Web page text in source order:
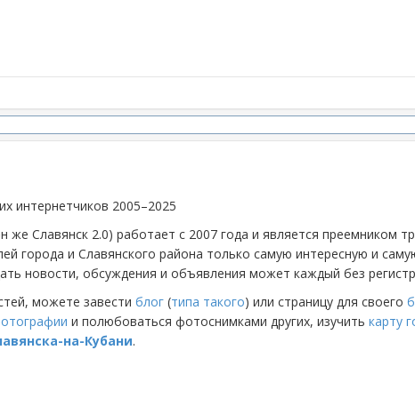
интернетчиков 2005–2025
же Славянск 2.0) работает с 2007 года и является преемником
города и Славянского района только самую интересную и
новости, обсуждения и объявления может каждый без
можете завести блог (типа такого) или страницу для своего
и полюбоваться фотоснимками других, изучить карту
на-Кубани.